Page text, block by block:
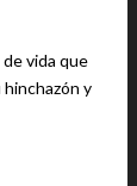
vida que
y